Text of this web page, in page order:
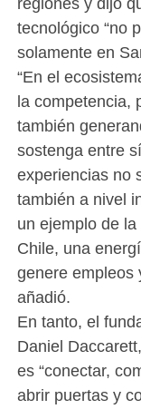
tecnológico “no
solamente en
“En el
la competencia,
también
sostenga entre
experiencias no
también a nivel
un ejemplo de
Chile, una
genere empleos
añadió.
En tanto, el
Daniel
es “conectar,
abrir puertas y